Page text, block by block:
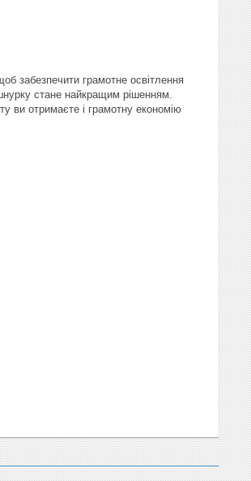
забезпечити грамотне освітлення
стане найкращим рішенням.
ви отримаєте і грамотну економію